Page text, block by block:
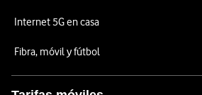
Internet 5G en casa
Fibra, móvil y fútbol